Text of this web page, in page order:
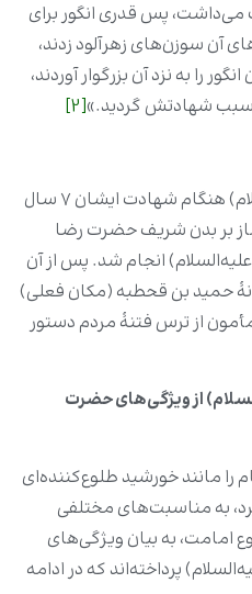
می‌داشت، پس قدری انگور برای
آن سوزن‌های زهرآلود زدند،
را به نزد آن بزرگوار آوردند،
و سبب شهادتش گردید.»[2]
سن شریف امام جواد (علیه‌السلام) هنگام شهادت ایشان ۷ سال
بر بدن شریف حضرت رضا
انجام شد. پس از آن
حمید بن قحطبه (مکان فعلی)
از ترس فتنۀ مردم دستور
از ویژگی‌های حضرت
مانند خورشید طلوع‌کننده‌ای
به مناسبت‌های مختلفی
به بیان ویژگی‌های
پرداخته‌اند که در ادامه